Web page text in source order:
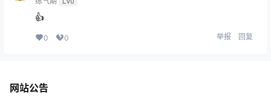
👍
0 0 举报 回复
网站公告